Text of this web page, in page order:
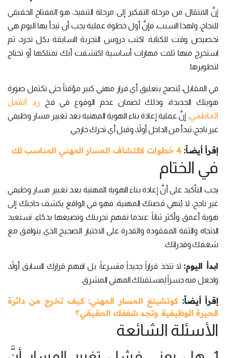
إنَّ الانتقال من مرحلة التفكير إلى مرحلة التنفيذ، هو المفتاح الحقيقي
للنجاح، ولهذا السبب، فإنَّ أول خطوة عملية يجب أن تبدأ بها اليوم هي
تخصيص وقت للكتابة. اكتب دروس التجربة السابقة بكل تجرد، ثم
استخرج منها ثلاث مهارات أساسية اكتشفت أنك تمتلكها أو تحتاج
لتطويرها.
في المقابل، يُنصح بتعليق أي قرار مهني كبير مؤقتاً حتى تكتمل صورة
هويتك الجديدة، وذلك لضمان عدم الوقوع في فخ رد الفعل
العاطفي. إنَّ عملية إعادة بناء الهوية المهنية بعد تغيير مسار وظيفي
غير ناجح، تبدأ من الداخل أولاً، وقبل أي تحرك خارجي.
إقرأ أيضاً:4 خطوات لاكتشاف المسار المهني المناسب لك
في الختام
يجب التأكيد على أنَّ إعادة بناء الهوية المهنية بعد تغيير مسار وظيفي
غير ناجح، لا يُنهي قصتك المهنية، فهو في الواقع يكشف حاجتك إلى
هوية أعمق وأكثر ثباتاً. عندما تفهم تجربتك وتصيغها بذكاء، تستعيد
الاتجاه والثقة المفقودة والقدرة على الاختيار الصحيح الذي يتوافق مع
شغفك وقدراتك.
ابدأ اليوم: لا تتخذ قراراً جديداً متسرعاً؛ بل افهم قرارك السابق أولاً،
واجعل منه جسراً لِمستقبلك المهني المشرق.
إقرأ أيضاً:كوتشينغ المسار المهني: كيف تخرج من دائرة
الحيرة الوظيفية وتجد شغفك الحقيقي؟
الأسئلة الشائعة